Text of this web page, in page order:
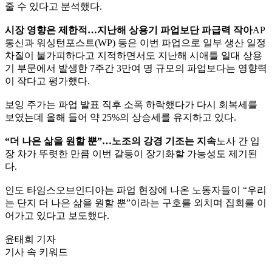
줄 수 있다고 분석했다.
시장 영향은 제한적…지난해 상용기 파업보단 파급력 작아AP
통신과 워싱턴포스트(WP) 등은 이번 파업으로 일부 생산 일정
차질이 불가피하다고 지적하면서도 지난해 시애틀 일대 상용
기 부문에서 발생한 7주간 3만여 명 규모의 파업보다는 영향력
이 작다고 평가했다.
보잉 주가는 파업 발표 직후 소폭 하락했다가 다시 회복세를
보였는데 올해 들어 약 25%의 상승세를 유지하고 있다.
“더 나은 삶을 원할 뿐”…노조의 강경 기조는 지속노사 간 입
장 차가 뚜렷한 만큼 이번 갈등이 장기화할 가능성도 제기된
다.
인도 타임스오브인디아는 파업 현장에 나온 노동자들이 “우리
는 단지 더 나은 삶을 원할 뿐”이라는 구호를 외치며 집회를 이
어가고 있다고 보도했다.
윤태희 기자
기사 속 키워드